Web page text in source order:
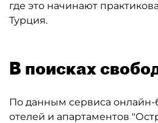
где это начинают
Турция.
В поисках
По данным сервиса
отелей и апартаментов